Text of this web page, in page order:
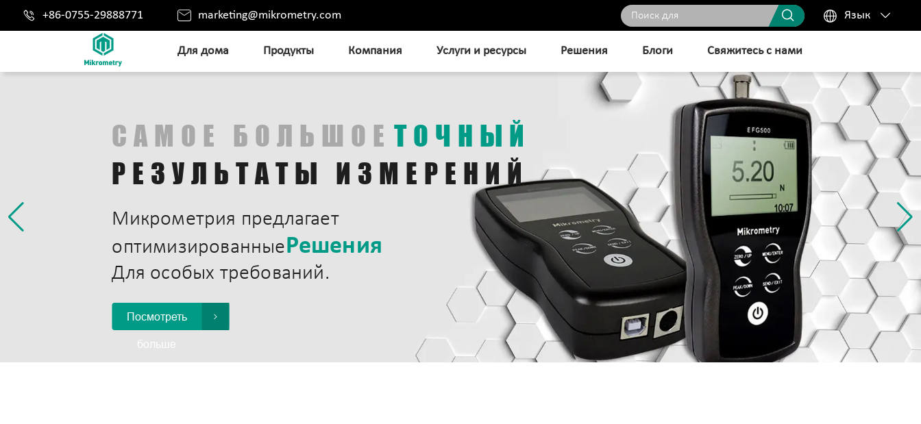
 +86-0755-29888771  marketing@mikrometry.com   Язык 
Для дома Продукты Компания Услуги и ресурсы Решения Блоги Свяжитесь с нами
САМОЕ БОЛЬШОЕ ТОЧНЫЙ
РЕЗУЛЬТАТЫ ИЗМЕРЕНИЙ
Микрометрия предлагает
оптимизированныеРешения
Для особых требований.
Посмотреть
больше
